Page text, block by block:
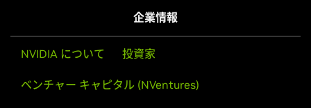
企業情報
NVIDIA について 投資家
ベンチャー キャピタル (NVentures)